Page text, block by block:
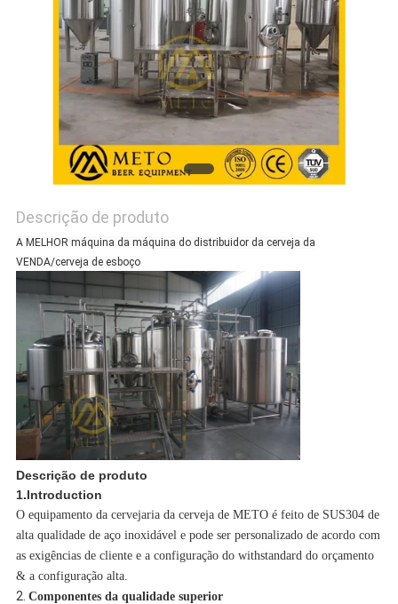
Descrição de produto
A MELHOR máquina da máquina do distribuidor da cerveja da
VENDA/cerveja de esboço
Descrição de produto
1.Introduction
O equipamento da cervejaria da cerveja de METO é feito de SUS304 de
alta qualidade de aço inoxidável e pode ser personalizado de acordo com
as exigências de cliente e a configuração do withstandard do orçamento
& a configuração alta.
2. Componentes da qualidade superior